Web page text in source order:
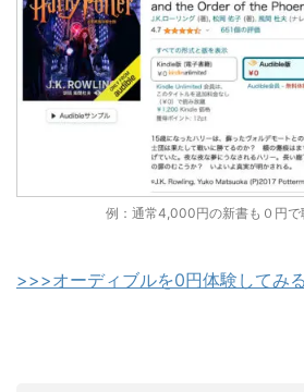
例：通常4,000円の新書も０円で
>>>オーディブルを0円体験してみる